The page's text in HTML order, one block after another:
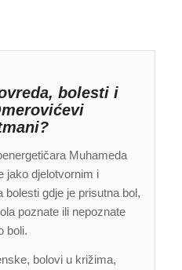
bolesti i
Muhameda
jako djelotvornim i
gdje je prisutna bol,
poznate ili nepoznate
boli.
bolovi u križima,